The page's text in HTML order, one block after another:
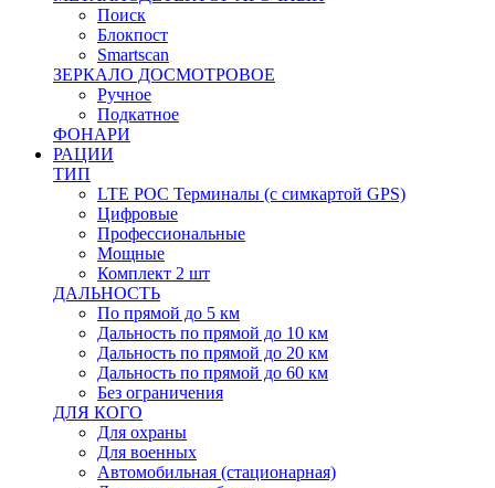
Поиск
Блокпост
Smartscan
ЗЕРКАЛО ДОСМОТРОВОЕ
Ручное
Подкатное
ФОНАРИ
РАЦИИ
ТИП
LTE POC Терминалы (с симкартой GPS)
Цифровые
Профессиональные
Мощные
Комплект 2 шт
ДАЛЬНОСТЬ
По прямой до 5 км
Дальность по прямой до 10 км
Дальность по прямой до 20 км
Дальность по прямой до 60 км
Без ограничения
ДЛЯ КОГО
Для охраны
Для военных
Автомобильная (стационарная)